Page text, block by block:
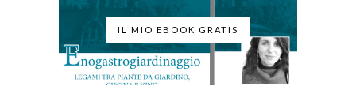
IL MIO EBOOK GRATIS